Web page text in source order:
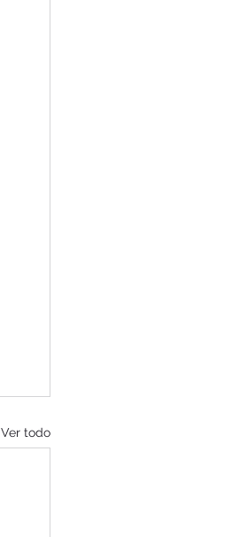
Ver todo